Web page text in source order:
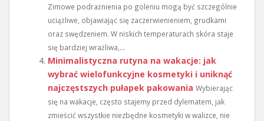
Zimowe podrażnienia po goleniu mogą być szczególnie
uciążliwe, objawiając się zaczerwienieniem, grudkami
oraz swędzeniem. W niskich temperaturach skóra staje
się bardziej wrażliwa,...
Minimalistyczna rutyna na wakacje: jak
wybrać wielofunkcyjne kosmetyki i uniknąć
najczęstszych pułapek pakowania Wybierając
się na wakacje, często stajemy przed dylematem, jak
zmieścić wszystkie niezbędne kosmetyki w walizce, nie